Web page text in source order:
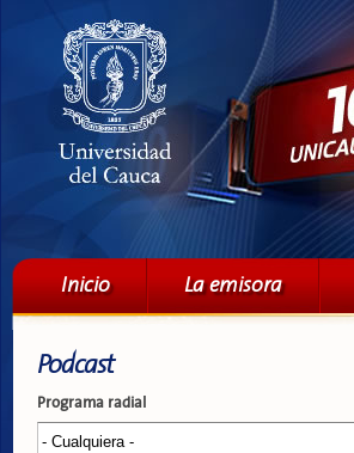
Menú principal
Inicio La emisora
Podcast
Programa radial